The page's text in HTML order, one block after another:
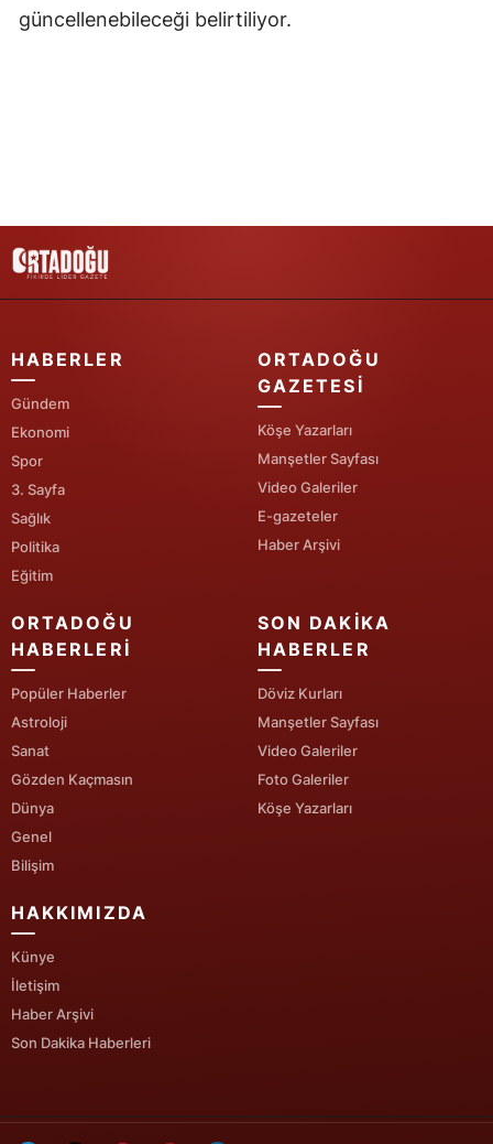
Tunceli
Karaman
Kırıkkale
Batman
Şırnak
Iğdır
Yalova
Kilis
güncellenebileceği belirtiliyor.
HABERLER
Gündem
Ekonomi
Spor
3. Sayfa
Sağlık
Politika
Eğitim
ORTADOĞU
GAZETESI
Köşe Yazarları
Manşetler Sayfası
Video Galeriler
E-gazeteler
Haber Arşivi
ORTADOĞU
HABERLERI
Popüler Haberler
Astroloji
Sanat
Gözden Kaçmasın
Dünya
Genel
Bilişim
SON DAKIKA
HABERLER
Döviz Kurları
Manşetler Sayfası
Video Galeriler
Foto Galeriler
Köşe Yazarları
HAKKIMIZDA
Künye
İletişim
Haber Arşivi
Son Dakika Haberleri